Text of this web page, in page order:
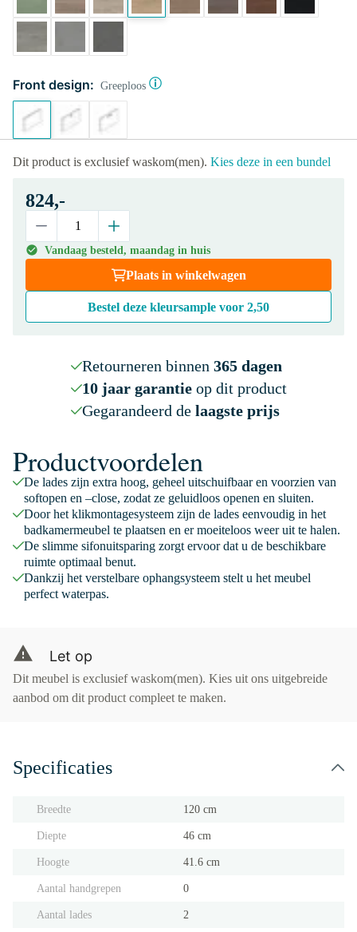
Front design: Greeploos
Dit product is exclusief waskom(men). Kies deze in een bundel
824,-
Vandaag besteld, maandag in huis
Plaats in winkelwagen
Bestel deze kleursample voor 2,50
Retourneren binnen 365 dagen
10 jaar garantieop dit product
Gegarandeerd de laagste prijs
Productvoordelen
De lades zijn extra hoog, geheel uitschuifbaar en voorzien van
softopen en –close, zodat ze geluidloos openen en sluiten.
Door het klikmontagesysteem zijn de lades eenvoudig in het
badkamermeubel te plaatsen en er moeiteloos weer uit te halen.
De slimme sifonuitsparing zorgt ervoor dat u de beschikbare
ruimte optimaal benut.
Dankzij het verstelbare ophangsysteem stelt u het meubel
perfect waterpas.
Let op
Dit meubel is exclusief waskom(men). Kies uit ons uitgebreide
aanbod om dit product compleet te maken.
Specificaties
Breedte 120 cm
Diepte 46 cm
Hoogte 41.6 cm
Aantal handgrepen 0
Aantal lades 2